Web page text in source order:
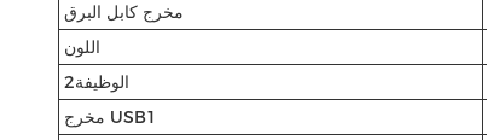
مخرج كابل البرق
اللون
الوظيفة2
مخرج USB1